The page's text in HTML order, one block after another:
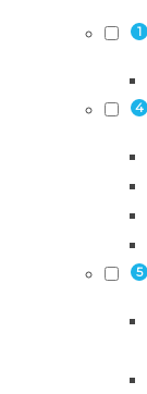
1
4
5